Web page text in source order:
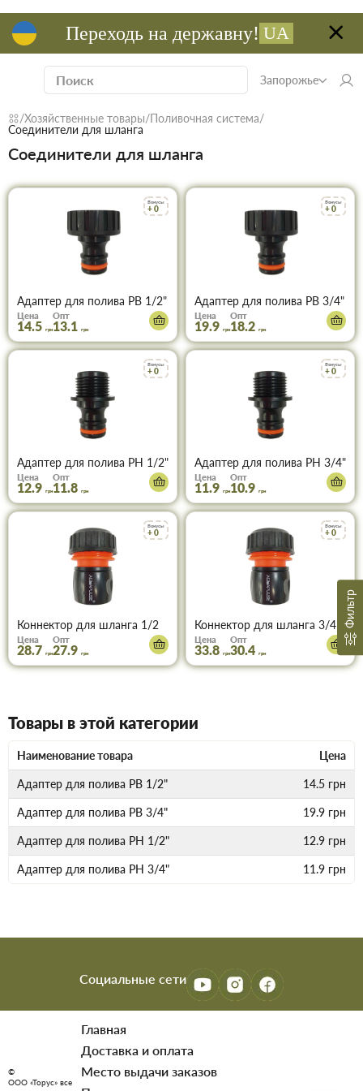
Переходь на державну! UA
Запорожье
Хозяйственные товары Поливочная система
Соединители для шланга
Соединители для шланга
Бонусы
+ 0
Адаптер для полива РВ 1/2"
Цена
14.5 грн
Опт
13.1 грн
Бонусы
+ 0
Адаптер для полива РВ 3/4"
Цена
19.9 грн
Опт
18.2 грн
Бонусы
+ 0
Адаптер для полива РН 1/2"
Цена
12.9 грн
Опт
11.8 грн
Бонусы
+ 0
Адаптер для полива РН 3/4"
Цена
11.9 грн
Опт
10.9 грн
Бонусы
+ 0
Коннектор для шланга 1/2
Цена
28.7 грн
Опт
27.9 грн
Бонусы
+ 0
Коннектор для шланга 3/4
Цена
33.8 грн
Опт
30.4 грн
Фильтр
Товары в этой категории
Наименование товара Цена
Адаптер для полива РВ 1/2" 14.5 грн
Адаптер для полива РВ 3/4" 19.9 грн
Адаптер для полива РН 1/2" 12.9 грн
Адаптер для полива РН 3/4" 11.9 грн
Социальные сети
©
ООО «Торус» все
Главная
Доставка и оплата
Место выдачи заказов